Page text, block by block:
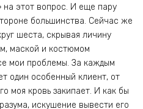
на этот вопрос. И еще пару
большинства. Сейчас же
шеста, скрывая личину
маской и костюмом
мои проблемы. За каждым
один особенный клиент, от
моя кровь закипает. И как бы
искушение вывести его